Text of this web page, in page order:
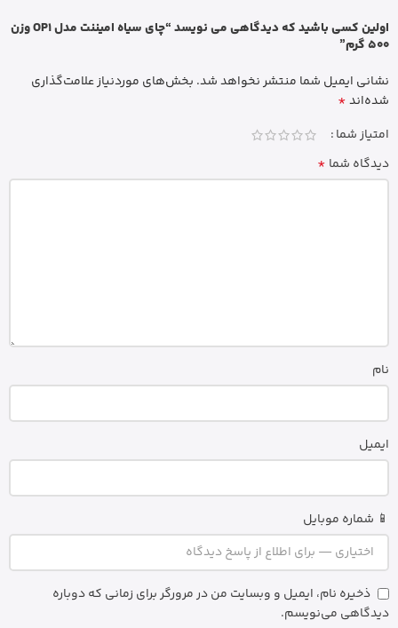
اولین کسی باشید که دیدگاهی می نویسد “چای سیاه امیننت مدل OP1 وزن
500 گرم”
نشانی ایمیل شما منتشر نخواهد شد. بخش‌های موردنیاز علامت‌گذاری
شده‌اند*
امتیاز شما
دیدگاه شما *
نام
ایمیل
📱 شماره موبایل
ذخیره نام، ایمیل و وبسایت من در مرورگر برای زمانی که دوباره
دیدگاهی می‌نویسم.